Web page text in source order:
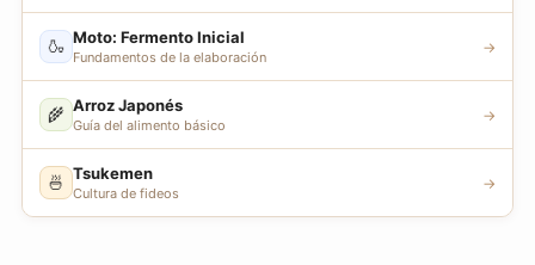
🍶 Moto: Fermento Inicial
Fundamentos de la elaboración
→
🌾 Arroz Japonés
Guía del alimento básico
→
🍜 Tsukemen
Cultura de fideos
→